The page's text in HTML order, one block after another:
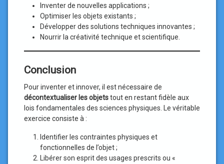
Inventer de nouvelles applications ;
Optimiser les objets existants ;
Développer des solutions techniques innovantes ;
Nourrir la créativité technique et scientifique.
Conclusion
Pour inventer et innover, il est nécessaire de
décontextualiser les objetstout en restant fidèle aux
lois fondamentales des sciences physiques. Le véritable
exercice consiste à :
Identifier les contraintes physiques et
fonctionnelles de l’objet ;
Libérer son esprit des usages prescrits ou «